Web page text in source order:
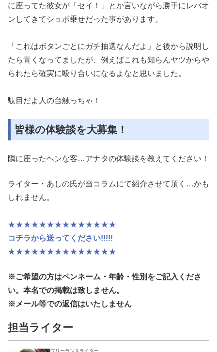
に座ってた彼女が 「セイ！」とか言いながら勝手にレバオ
ンしてきてショボ乗せだった事があります。
「これはボタンごとにガチ抽選なんだよ」と後から説明し
たら青く なってましたが、例えばこれも知らんヤツからや
られたら確実に殴り合いになるよなと思いました。
駄目だよ人の台触っちゃ！
皆様の体験談を大募集！
隣に座ったヘンな客…アナタの体験談を教えてください！
ライター・あしの氏が当コラムにて紹介させて頂く…かも
しれません。
★★★★★★★★★★★★★★
コチラから送ってください!!!!!
★★★★★★★★★★★★★★
※ご希望の方はペンネーム・年齢・性別 をご記入くださ
い。本名での掲載は致しません。
※メール等での返信はいたしません
担当ライター
フリーランスライター